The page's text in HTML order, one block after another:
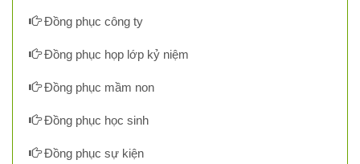
Đồng phục công ty
Đồng phục họp lớp kỷ niệm
Đồng phục mầm non
Đồng phục học sinh
Đồng phục sự kiện